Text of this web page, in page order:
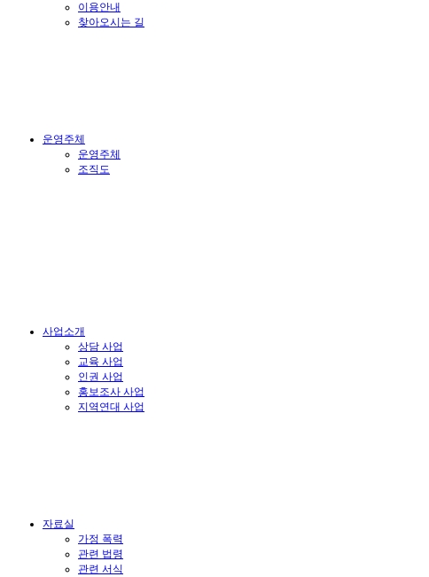
이용안내
찾아오시는 길
운영주체
운영주체
조직도
사업소개
상담 사업
교육 사업
인권 사업
홍보조사 사업
지역연대 사업
자료실
가정 폭력
관련 법령
관련 서식